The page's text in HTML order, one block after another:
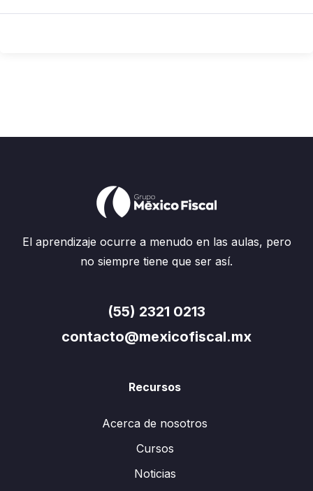
El aprendizaje ocurre a menudo en las aulas, pero
no siempre tiene que ser así.
(55) 2321 0213
contacto@mexicofiscal.mx
Recursos
Acerca de nosotros
Cursos
Noticias